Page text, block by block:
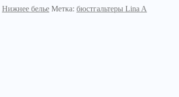
Нижнее белье Метка: бюстгальтеры Lina A